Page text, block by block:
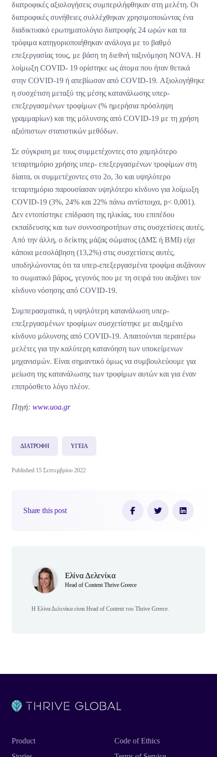
διατροφικές αξιολογήσεις συμπεριλήφθηκαν στη μελέτη. Οι
διατροφικές συνήθειες συλλέχθηκαν χρησιμοποιώντας ένα
διαδικτυακό ερωτηματολόγιο διατροφής 24 ωρών και τα
τρόφιμα κατηγοριοποιήθηκαν ανάλογα με το βαθμό
επεξεργασίας τους, με βάση τη διεθνή ταξινόμηση NOVA. Η
λοίμωξη COVID- 19 ορίστηκε ως άτομα που ήταν θετικά
στην COVID-19 ή απεβίωσαν από COVID-19. Αξιολογήθηκε
η συσχέτιση μεταξύ της μέσης κατανάλωσης υπερ-
επεξεργασμένων τροφίμων (% ημερήσια πρόσληψη
γραμμαρίων) και της μόλυνσης από COVID-19 με τη χρήση
αξιόπιστων στατιστικών μεθόδων.
Σε σύγκριση με τους συμμετέχοντες στο χαμηλότερο
τεταρτημόριο χρήσης υπερ- επεξεργασμένων τροφίμων στη
δίαιτα, οι συμμετέχοντες στο 2ο, 3ο και υψηλότερο
τεταρτημόριο παρουσίασαν υψηλότερο κίνδυνο για λοίμωξη
COVID-19 (3%, 24% και 22% πάνω αντίστοιχα, p< 0,001).
Δεν εντοπίστηκε επίδραση της ηλικίας, του επιπέδου
εκπαίδευσης και των συννοσηροτήτων στις συσχετίσεις αυτές.
Από την άλλη, ο δείκτης μάζας σώματος (ΔΜΣ ή BMI) είχε
κάποια μεσολάβηση (13,2%) στις συσχετίσεις αυτές,
υποδηλώνοντας ότι τα υπερ-επεξεργασμένα τροφίμα αυξάνουν
το σωματικό βάρος, γεγονός που με τη σειρά του αυξάνει τον
κίνδυνο νόσησης από COVID-19.
Συμπερασματικά, η υψηλότερη κατανάλωση υπερ-
επεξεργασμένων τροφίμων συσχετίστηκε με αυξημένο
κίνδυνο μόλυνσης από COVID-19. Απαιτούνται περαιτέρω
μελέτες για την καλύτερη κατανόηση των υποκείμενων
μηχανισμών. Είναι σημαντικό όμως να συμβουλεύουμε για
μείωση της κατανάλωσης των τροφίμων αυτών και για έναν
επιπρόσθετο λόγο πλέον.
Πηγή: www.uoa.gr
ΔΙΑΤΡΟΦΗ ΥΓΕΙΑ
Published 15 Σεπτεμβρίου 2022
Share this post
Ελίνα Δελενίκα
Head of Content Thrive Greece
Η Ελίνα Δελενίκα είναι Head of Content του Thrive Greece.
Product
Code of Ethics